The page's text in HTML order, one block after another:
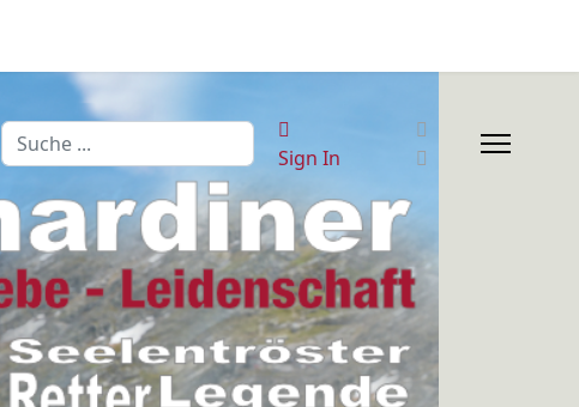
Suchen
Sign In